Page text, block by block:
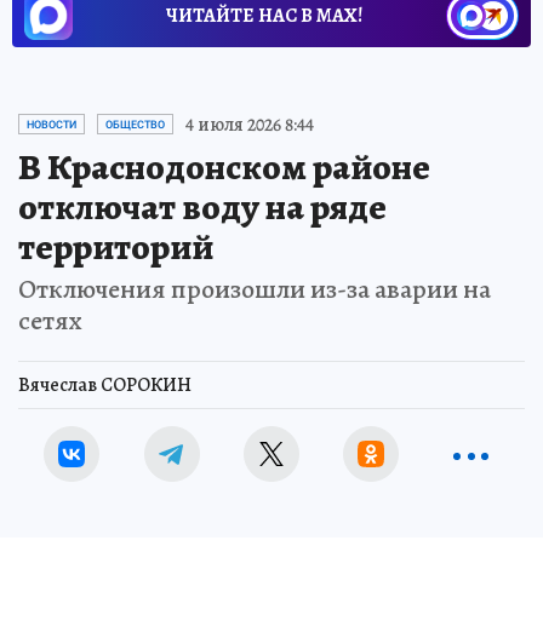
ЧИТАЙТЕ НАС В МАХ!
НОВОСТИ ОБЩЕСТВО 4 июля 2026 8:44
В Краснодонском районе
отключат воду на ряде
территорий
Отключения произошли из-за аварии на
сетях
Вячеслав СОРОКИН